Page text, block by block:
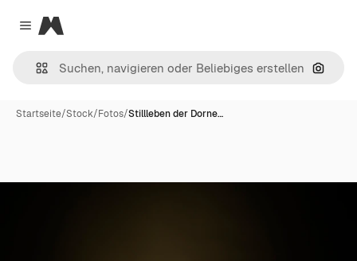
Close menu
Magnific
Nach
Startseite/Stock/Fotos/Stillleben der Dorne…